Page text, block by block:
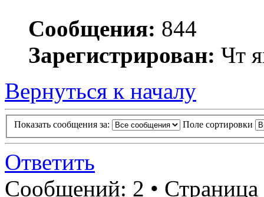
Сообщения: 844
Зарегистрирован: Чт
Вернуться к началу
Показать сообщения за: Поле сортировки
Ответить
Сообщений: 2 • Страница